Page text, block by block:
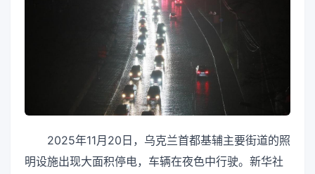
2025年11月20日，乌克兰首都基辅主要街道的照
明设施出现大面积停电，车辆在夜色中行驶。新华社